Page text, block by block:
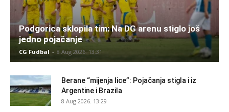
Podgorica sklopila tim: Na DG arenu stiglo još
jedno pojačanje
CG Fudbal - 8 Aug 2026. 13:31
Berane “mijenja lice”: Pojačanja stigla i iz
Argentine i Brazila
8 Aug 2026. 13:29